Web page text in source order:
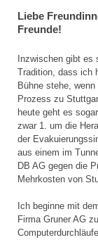
Liebe
Freunde!
Inzwischen gibt es
Tradition, dass ich
Bühne stehe, wenn
Prozess zu
heute geht es
zwar 1. um die
der
aus einem im
DB AG gegen die
Mehrkosten von
Ich beginne mit
Firma Gruner AG